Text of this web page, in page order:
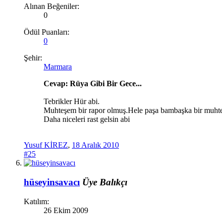
Alınan Beğeniler:
0
Ödül Puanları:
0
Şehir:
Marmara
Cevap: Rüya Gibi Bir Gece...
Tebrikler Hür abi.
Muhteşem bir rapor olmuş.Hele paşa bambaşka bir
Daha niceleri rast gelsin abi
Yusuf KİREZ, 18 Aralık 2010
#25
hüseyinsavacı Üye Balıkçı
Katılım:
26 Ekim 2009